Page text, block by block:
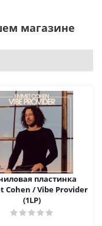
магазине
пластинка
Cohen / Vibe Provider
(1LP)